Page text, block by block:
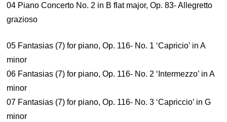
04 Piano Concerto No. 2 in B flat major, Op. 83- Allegretto
grazioso
05 Fantasias (7) for piano, Op. 116- No. 1 ‘Capricio’ in A
minor
06 Fantasias (7) for piano, Op. 116- No. 2 ‘Intermezzo’ in A
minor
07 Fantasias (7) for piano, Op. 116- No. 3 ‘Capriccio’ in G
minor